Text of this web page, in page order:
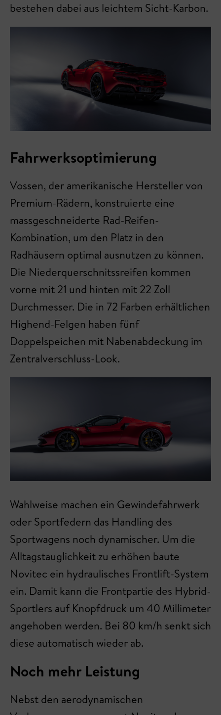
bestehen dabei aus leichtem Sicht-Karbon.
Fahrwerksoptimierung
Vossen, der amerikanische Hersteller von
Premium-Rädern, konstruierte eine
massgeschneiderte Rad-Reifen-
Kombination, um den Platz in den
Radhäusern optimal ausnutzen zu können.
Die Niederquerschnitssreifen kommen
vorne mit 21 und hinten mit 22 Zoll
Durchmesser. Die in 72 Farben erhältlichen
Highend-Felgen haben fünf
Doppelspeichen mit Nabenabdeckung im
Zentralverschluss-Look.
Wahlweise machen ein Gewindefahrwerk
oder Sportfedern das Handling des
Sportwagens noch dynamischer. Um die
Alltagstauglichkeit zu erhöhen baute
Novitec ein hydraulisches Frontlift-System
ein. Damit kann die Frontpartie des Hybrid-
Sportlers auf Knopfdruck um 40 Millimeter
angehoben werden. Bei 80 km/h senkt sich
diese automatisch wieder ab.
Noch mehr Leistung
Nebst den aerodynamischen